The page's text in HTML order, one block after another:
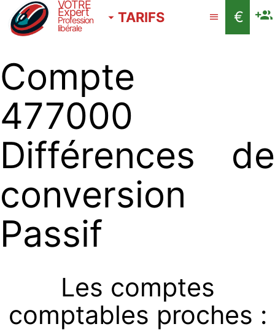
VOTRE
Expert
Profession
libérale
TARIFS €
Compte
477000
Différences de
conversion
Passif
Les comptes
comptables proches :